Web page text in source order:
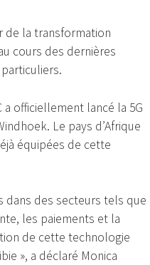
de la transformation
cours des dernières
officiellement lancé la 5G
Le pays d’Afrique
équipées de cette
dans des secteurs tels que
les paiements et la
de cette technologie
», a déclaré Monica